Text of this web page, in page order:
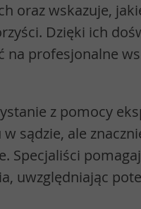
oraz wskazuje,
Dzięki ich
na profesjonalne
z pomocy
sądzie, ale
Specjaliści
uwzględniając